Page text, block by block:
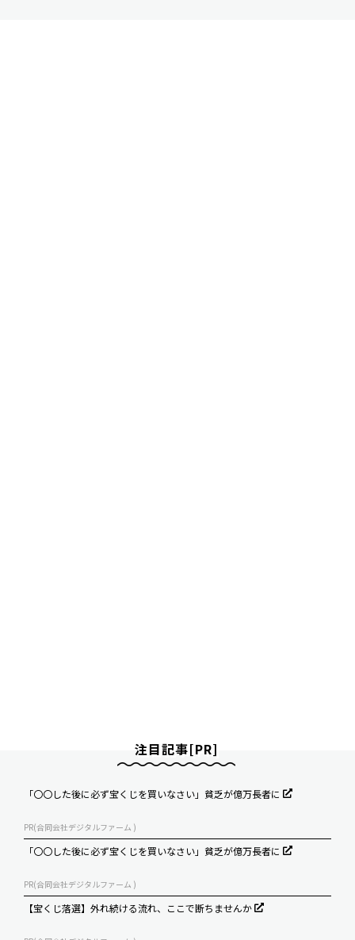
注目記事[PR]
「〇〇した後に必ず宝くじを買いなさい」貧乏が億万長者に
PR(合同会社デジタルファーム )
「〇〇した後に必ず宝くじを買いなさい」貧乏が億万長者に
PR(合同会社デジタルファーム )
【宝くじ落選】外れ続ける流れ、ここで断ちませんか